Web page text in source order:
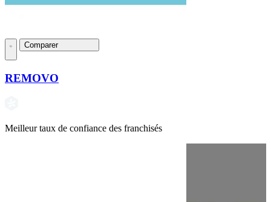
Comparer
REMOVO
Meilleur taux de confiance des franchisés